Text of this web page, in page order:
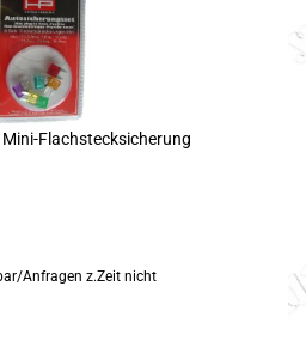
Flachstecksicherung
z.Zeit nicht